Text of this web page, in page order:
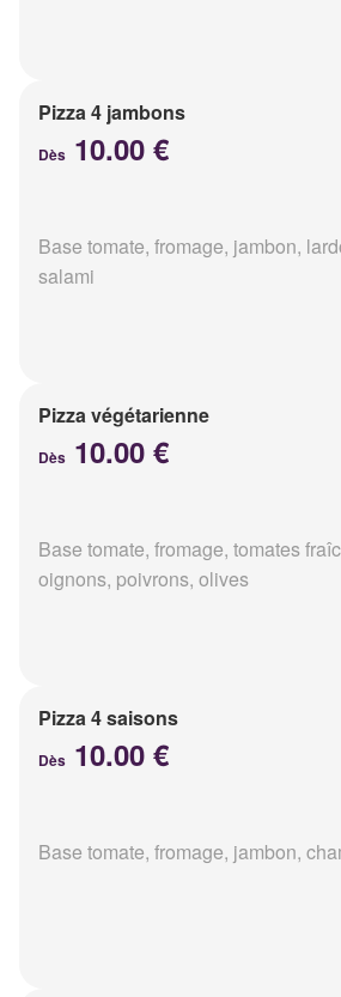
Pizza 4 jambons
Dès 10.00 €
Base tomate, fromage, jambon,
salami
Pizza végétarienne
Dès 10.00 €
Base tomate, fromage, tomates
oignons, poivrons, olives
Pizza 4 saisons
Dès 10.00 €
Base tomate, fromage, jambon,